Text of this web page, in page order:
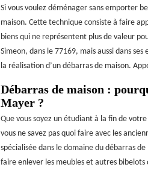
Si vous voulez déménager sans emporter
maison. Cette technique consiste à faire
biens qui ne représentent plus de valeur
Simeon, dans le 77169, mais aussi dans
la réalisation d’un débarras de maison.
Débarras de maison :
Mayer ?
Que vous soyez un étudiant à la fin de
vous ne savez pas quoi faire avec les
spécialisée dans le domaine du débarras
faire enlever les meubles et autres